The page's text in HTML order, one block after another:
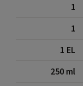
1
1
1 EL
250 ml